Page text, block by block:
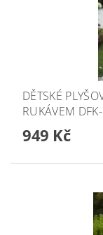
DĚTSKÉ
RUKÁVEM
949 Kč